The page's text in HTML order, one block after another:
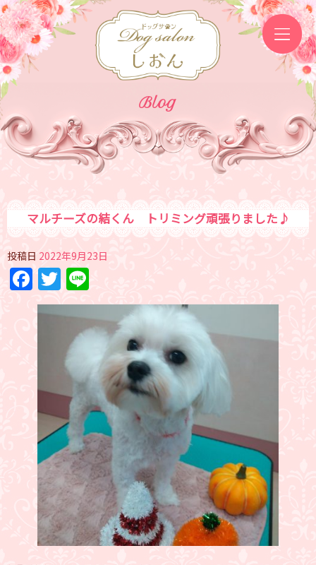
Blog
マルチーズの結くん トリミング頑張りました♪
投稿日 2022年9月23日
Facebook
Twitter